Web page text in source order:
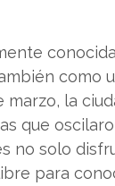
como
la
que
no solo
para